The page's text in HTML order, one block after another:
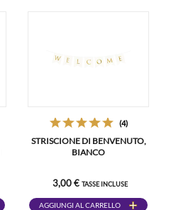
(4)
STRISCIONE DI BENVENUTO,
BIANCO
3,00 € TASSE INCLUSE
AGGIUNGI AL CARRELLO